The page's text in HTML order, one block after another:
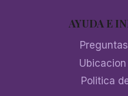
AYUDA E
Politica